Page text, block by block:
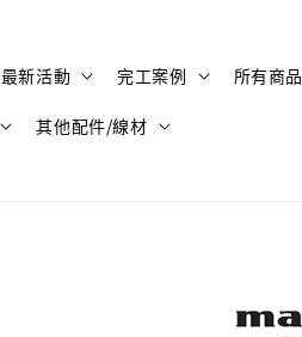
最新活動 完工案例 所有商品
其他配件/線材